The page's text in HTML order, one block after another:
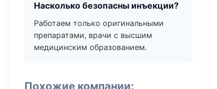
Насколько безопасны инъекции?
Работаем только оригинальными
препаратами, врачи с высшим
медицинским образованием.
Похожие компании: